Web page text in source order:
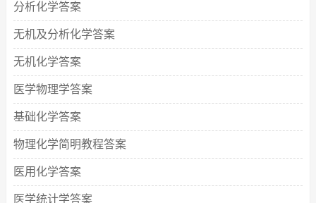
分析化学答案
无机及分析化学答案
无机化学答案
医学物理学答案
基础化学答案
物理化学简明教程答案
医用化学答案
医学统计学答案